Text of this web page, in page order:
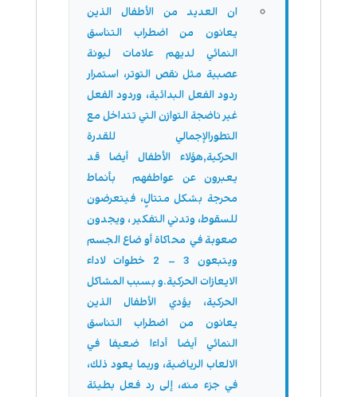
ان العديد من الأطفال الذين
يعانون من اضطراب التناسق
النمائي لديهم علامات ليونة
عصبية مثل نقص التوتر، استمرار
ردود الفعل البدائية، وردود الفعل
غير ناضجة التوازن التي تتداخل مع
التطورالإجمالي للقدرة
الحركية,هؤلاء الأطفال أيضا قد
يعبرون عن عواطفهم بأنماط
محرجة بشكل متتالٍ، فيتعرضون
للسقوط، وتدني التفكير ، ويجدون
صعوبة في محاكاة أوضاع الجسم
ويتبعون 3 – 2 خطوات لاداء
الايعازات الحركية.و بسبب المشاكل
الحركية، يؤدي الأطفال الذين
يعانون من اضطراب التناسق
النمائي أيضا أداءا ضعيفا في
الالعاب الرياضية، وربما يعود ذلك،
في جزء منه، إلى رد فعل بطيئة